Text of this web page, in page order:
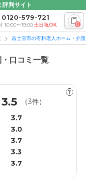
評判サイト
0120-579-721
10:00〜19:00土日祝OK 0
富士宮市の有料老人ホーム・介
口コミ一覧
?
3.5 （3件）
3.7
3.0
3.7
3.3
3.7